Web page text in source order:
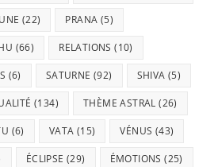
(22) PRANA (5)
(66) RELATIONS (10)
(6) SATURNE (92) SHIVA (5)
(134) THÈME ASTRAL (26)
(6) VATA (15) VÉNUS (43)
ÉCLIPSE (29) ÉMOTIONS (25)